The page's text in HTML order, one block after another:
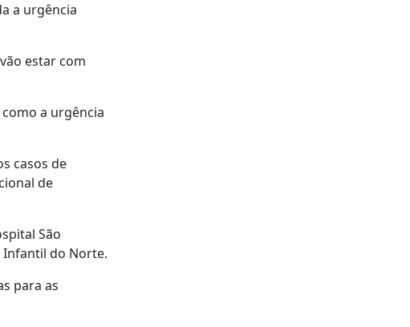
a urgência
estar com
a urgência
casos de
de
São
Infantil do Norte.
para as